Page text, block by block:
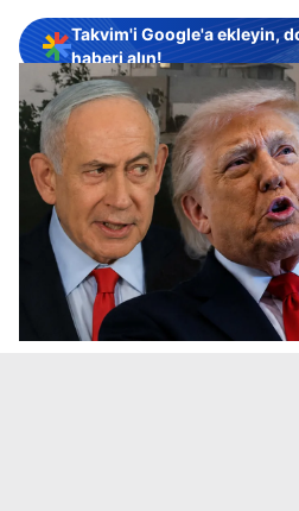
Takvim'i Google'a ekleyin,
haberi alın!